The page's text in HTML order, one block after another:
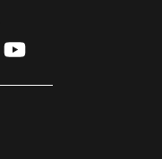
Y
o
u